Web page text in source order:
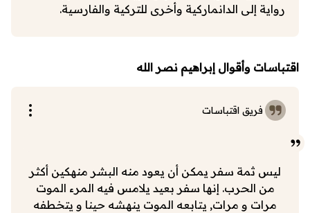
رواية إلى الدانماركية وأخرى للتركية والفارسية.
اقتباسات وأقوال إبراهيم نصر الله
فريق اقتباسات
ليس ثمة سفر يمكن أن يعود منه البشر منهكين أكثر
من الحرب. إنها سفر بعيد يلامس فيه المرء الموت
مرات و مرات, يتابعه الموت ينهشه حينا و يتخطفه